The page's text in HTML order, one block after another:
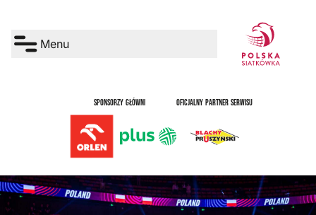
Menu
SPONSORZY GŁÓWNI OFICJALNY PARTNER SERWISU